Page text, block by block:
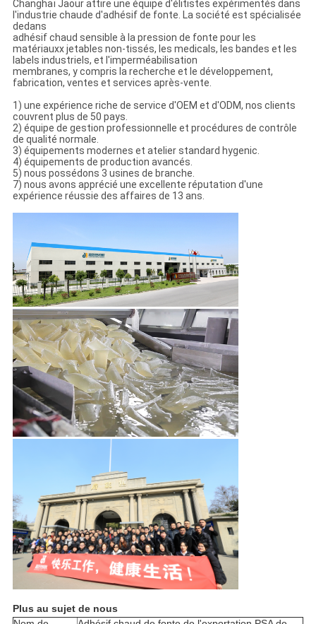
Changhaï Jaour attire une équipe d'élitistes expérimentés dans
l'industrie chaude d'adhésif de fonte. La société est spécialisée
dedans
adhésif chaud sensible à la pression de fonte pour les
matériauxx jetables non-tissés, les medicals, les bandes et les
labels industriels, et l'imperméabilisation
membranes, y compris la recherche et le développement,
fabrication, ventes et services après-vente.
1) une expérience riche de service d'OEM et d'ODM, nos clients
couvrent plus de 50 pays.
2) équipe de gestion professionnelle et procédures de contrôle
de qualité normale.
3) équipements modernes et atelier standard hygenic.
4) équipements de production avancés.
5) nous possédons 3 usines de branche.
7) nous avons apprécié une excellente réputation d'une
expérience réussie des affaires de 13 ans.
Plus au sujet de nous